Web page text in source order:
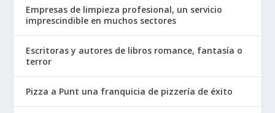
Empresas de limpieza profesional, un servicio
imprescindible en muchos sectores
Escritoras y autores de libros romance, fantasía o
terror
Pizza a Punt una franquicia de pizzería de éxito